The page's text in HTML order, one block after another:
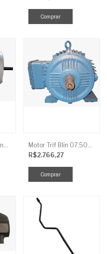
Motor Mon Semi-Blind 00,50CV 4P IP44
Motor Trif Blin 07,50CV 2P 04 V IP56
R$2.766,27